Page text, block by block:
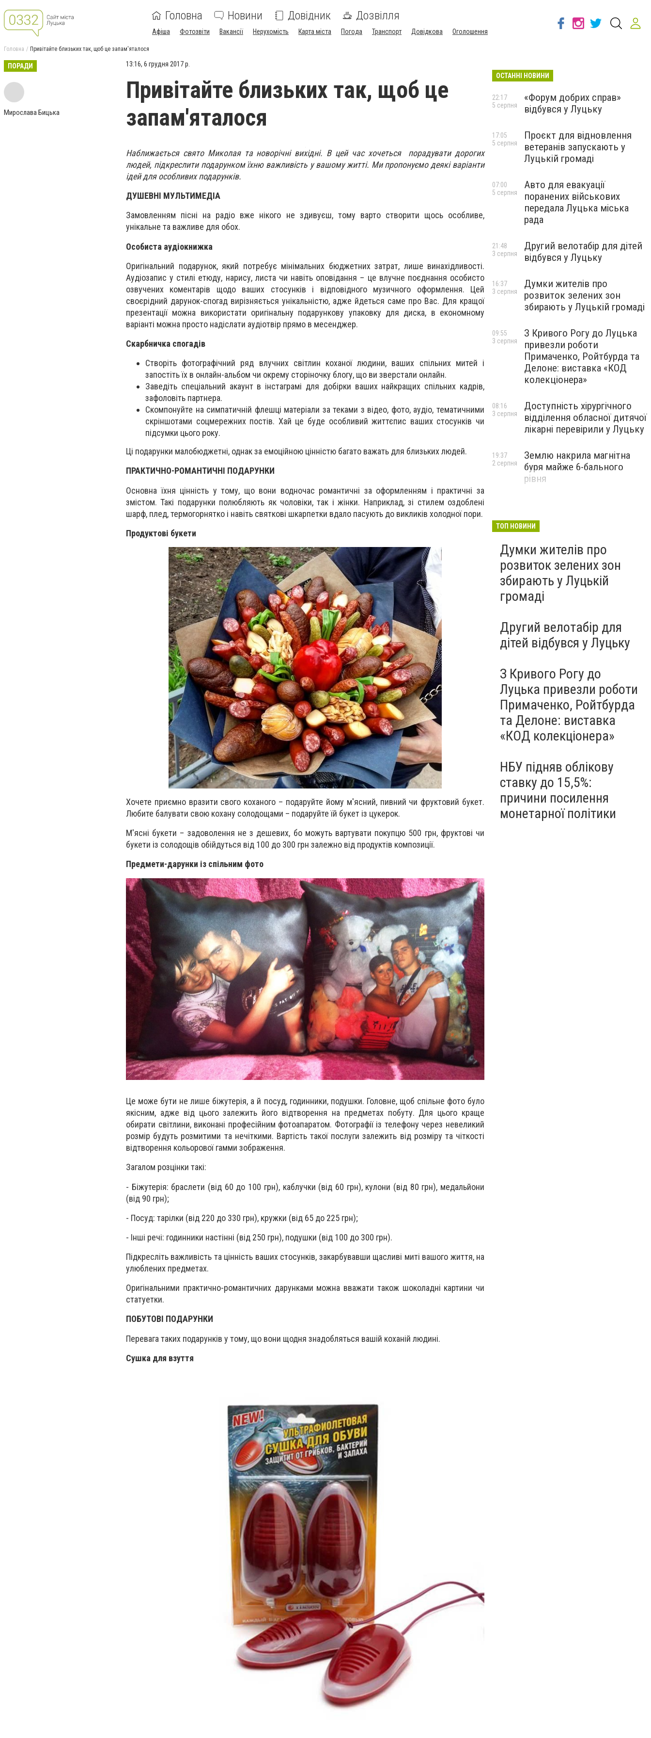
Головна Новини Довідник Дозвілля
Афіша Фотозвіти Вакансії Нерухомість Карта міста Погода Транспорт Довідкова Оголошення
Головна Привітайте близьких так, щоб це запам'яталося
ПОРАДИ
Мирослава Бицька
13:16, 6 грудня 2017 р.
Привітайте близьких так, щоб це
запам'яталося
Наближається свято Миколая та новорічні вихідні. В цей час хочеться порадувати дорогих
людей, підкреслити подарунком їхню важливість у вашому житті. Ми пропонуємо деякі варіанти
ідей для особливих подарунків.
ДУШЕВНІ МУЛЬТИМЕДІА
Замовленням пісні на радіо вже нікого не здивуєш, тому варто створити щось особливе,
унікальне та важливе для обох.
Особиста аудіокнижка
Оригінальний подарунок, який потребує мінімальних бюджетних затрат, лише винахідливості.
Аудіозапис у стилі етюду, нарису, листа чи навіть оповідання – це влучне поєднання особисто
озвучених коментарів щодо ваших стосунків і відповідного музичного оформлення. Цей
своєрідний дарунок-спогад вирізняється унікальністю, адже йдеться саме про Вас. Для кращої
презентації можна використати оригінальну подарункову упаковку для диска, в економному
варіанті можна просто надіслати аудіотвір прямо в месенджер.
Скарбничка спогадів
Створіть фотографічний ряд влучних світлин коханої людини, ваших спільних митей і
запостіть їх в онлайн-альбом чи окрему сторіночку блогу, що ви зверстали онлайн.
Заведіть спеціальний акаунт в інстаграмі для добірки ваших найкращих спільних кадрів,
зафоловіть партнера.
Скомпонуйте на симпатичній флешці матеріали за теками з відео, фото, аудіо, тематичними
скріншотами соцмережних постів. Хай це буде особливий життєпис ваших стосунків чи
підсумки цього року.
Ці подарунки малобюджетні, однак за емоційною цінністю багато важать для близьких людей.
ПРАКТИЧНО-РОМАНТИЧНІ ПОДАРУНКИ
Основна їхня цінність у тому, що вони водночас романтичні за оформленням і практичні за
змістом. Такі подарунки полюбляють як чоловіки, так і жінки. Наприклад, зі стилем оздоблені
шарф, плед, термогорнятко і навіть святкові шкарпетки вдало пасують до викликів холодної пори.
Продуктові букети
Хочете приємно вразити свого коханого – подаруйте йому м'ясний, пивний чи фруктовий букет.
Любите балувати свою кохану солодощами – подаруйте їй букет із цукерок.
М'ясні букети – задоволення не з дешевих, бо можуть вартувати покупцю 500 грн, фруктові чи
букети із солодощів обійдуться від 100 до 300 грн залежно від продуктів композиції.
Предмети-дарунки із спільним фото
Це може бути не лише біжутерія, а й посуд, годинники, подушки. Головне, щоб спільне фото було
якісним, адже від цього залежить його відтворення на предметах побуту. Для цього краще
обирати світлини, виконані професійним фотоапаратом. Фотографії із телефону через невеликий
розмір будуть розмитими та нечіткими. Вартість такої послуги залежить від розміру та чіткості
відтворення кольорової гамми зображення.
Загалом розцінки такі:
- Біжутерія: браслети (від 60 до 100 грн), каблучки (від 60 грн), кулони (від 80 грн), медальйони
(від 90 грн);
- Посуд: тарілки (від 220 до 330 грн), кружки (від 65 до 225 грн);
- Інші речі: годинники настінні (від 250 грн), подушки (від 100 до 300 грн).
Підкресліть важливість та цінність ваших стосунків, закарбувавши щасливі миті вашого життя, на
улюблених предметах.
Оригінальними практично-романтичних дарунками можна вважати також шоколадні картини чи
статуетки.
ПОБУТОВІ ПОДАРУНКИ
Перевага таких подарунків у тому, що вони щодня знадобляться вашій коханій людині.
Сушка для взуття
ОСТАННІ НОВИНИ
«Форум добрих справ»
відбувся у Луцьку
22:17
5 серпня
Проєкт для відновлення
ветеранів запускають у
Луцькій громаді
17:05
5 серпня
Авто для евакуації
поранених військових
передала Луцька міська
рада
07:00
5 серпня
Другий велотабір для дітей
відбувся у Луцьку
21:48
3 серпня
Думки жителів про
розвиток зелених зон
збирають у Луцькій громаді
16:37
3 серпня
З Кривого Рогу до Луцька
привезли роботи
Примаченко, Ройтбурда та
Делоне: виставка «КОД
колекціонера»
09:55
3 серпня
Доступність хірургічного
відділення обласної дитячої
лікарні перевірили у Луцьку
08:16
3 серпня
Землю накрила магнітна
буря майже 6-бального
рівня
19:37
2 серпня
ТОП НОВИНИ
Думки жителів про
розвиток зелених зон
збирають у Луцькій
громаді
Другий велотабір для
дітей відбувся у Луцьку
З Кривого Рогу до
Луцька привезли роботи
Примаченко, Ройтбурда
та Делоне: виставка
«КОД колекціонера»
НБУ підняв облікову
ставку до 15,5%:
причини посилення
монетарної політики